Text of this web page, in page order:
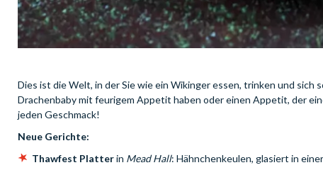
Dies ist die Welt, in der Sie wie ein Wikinger essen, trinken und sich
Drachenbaby mit feurigem Appetit haben oder einen Appetit, der
jeden Geschmack!
Neue Gerichte:
Thawfest Platterin Mead Hall: Hähnchenkeulen, glasiert in